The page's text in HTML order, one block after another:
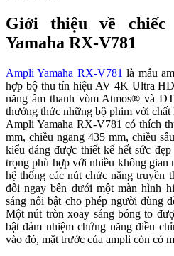
Giới thiệu về
Yamaha RX-V781
Ampli Yamaha RX-V781 là mẫu
hợp bộ thu tín hiệu AV 4K Ultra
năng âm thanh vòm Atmos® và
thưởng thức những bộ phim với
Ampli Yamaha RX-V781 có thích
mm, chiều ngang 435 mm, chiều
kiểu dáng được thiết kế hết sức
trọng phù hợp với nhiều không gian
hệ thống các nút chức năng truyền
đối ngay bên dưới một màn hình
sáng nổi bật cho phép người dùng
Một nút tròn xoay sáng bóng to
bật đảm nhiệm chứng năng điều
vào đó, mặt trước của ampli còn có